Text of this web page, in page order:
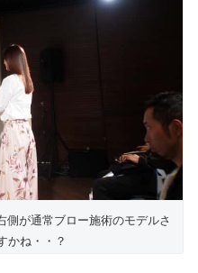
が通常ブロー施術のモデルさ
かね・・？